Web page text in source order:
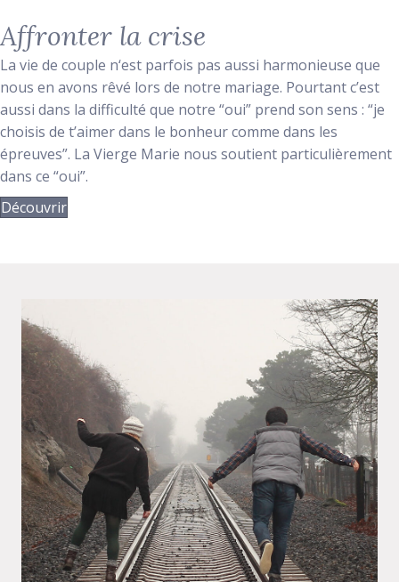
Affronter la crise
La vie de couple n‘est parfois pas aussi harmonieuse que
nous en avons rêvé lors de notre mariage. Pourtant c’est
aussi dans la difficulté que notre “oui” prend son sens : “je
choisis de t’aimer dans le bonheur comme dans les
épreuves”. La Vierge Marie nous soutient particulièrement
dans ce “oui”.
Découvrir